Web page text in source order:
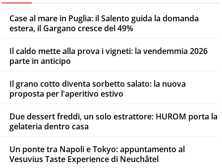
Case al mare in Puglia: il Salento guida la domanda
estera, il Gargano cresce del 49%
Il caldo mette alla prova i vigneti: la vendemmia 2026
parte in anticipo
Il grano cotto diventa sorbetto salato: la nuova
proposta per l'aperitivo estivo
Due dessert freddi, un solo estrattore: HUROM porta la
gelateria dentro casa
Un ponte tra Napoli e Tokyo: appuntamento al
Vesuvius Taste Experience di Neuchâtel